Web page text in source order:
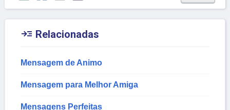
 Relacionadas
Mensagem de Animo
Mensagem para Melhor Amiga
Mensagens Perfeitas